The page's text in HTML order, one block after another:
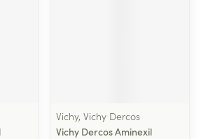
Vichy, Vichy Dercos
Vichy Dercos Aminexil